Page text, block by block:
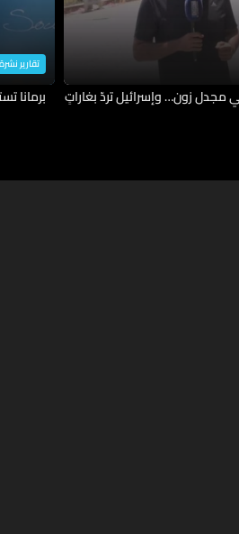
مجدل زون… وإسرائيل تردّ بغاراتٍ
تقارير
برمانا